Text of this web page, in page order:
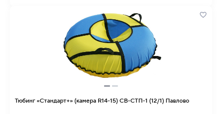
Тюбинг «Стандарт+» (камера R14-15) СВ-СТП-1 (12/1) Павлово